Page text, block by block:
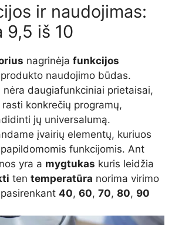
ir naudojimas:
iš 10
nagrinėja funkcijos
naudojimo būdas.
daugiafunkciniai prietaisai,
konkrečių programų,
jų universalumą.
įvairių elementų, kuriuos
funkcijomis. Ant
yra a mygtukas kuris leidžia
ten temperatūra norima virimo
40, 60, 70, 80, 90